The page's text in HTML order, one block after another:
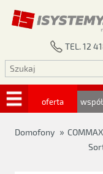
TEL. 12
oferta
Domofony » COMMAX